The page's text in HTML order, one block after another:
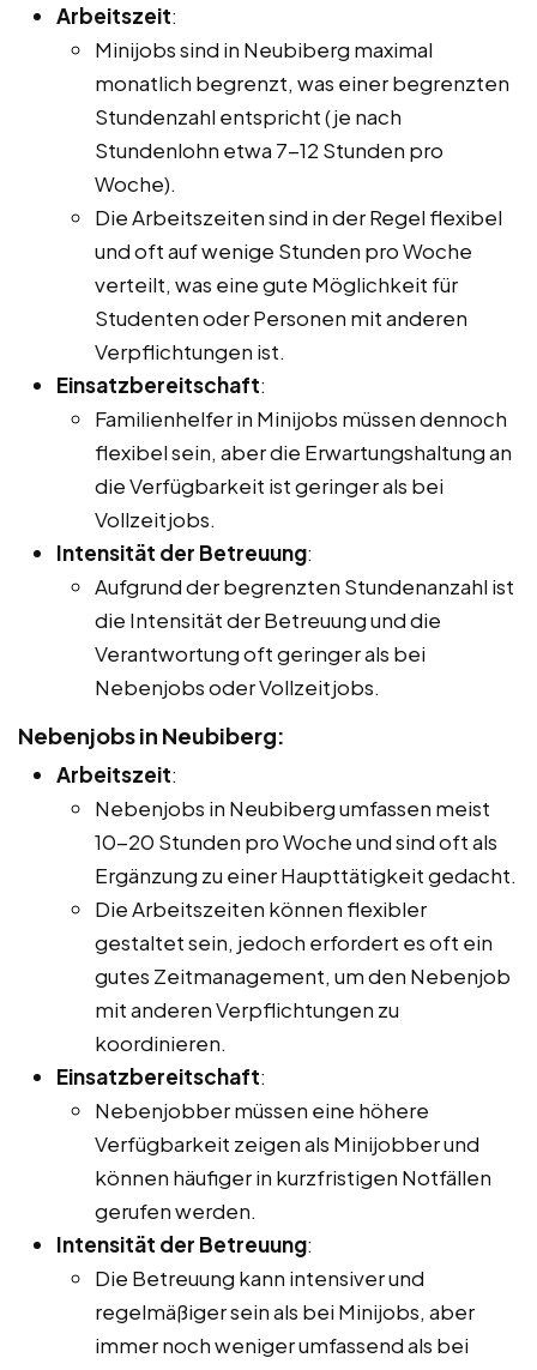
Arbeitszeit:
Minijobs sind in Neubiberg maximal
monatlich begrenzt, was einer begrenzten
Stundenzahl entspricht (je nach
Stundenlohn etwa 7-12 Stunden pro
Woche).
Die Arbeitszeiten sind in der Regel flexibel
und oft auf wenige Stunden pro Woche
verteilt, was eine gute Möglichkeit für
Studenten oder Personen mit anderen
Verpflichtungen ist.
Einsatzbereitschaft:
Familienhelfer in Minijobs müssen dennoch
flexibel sein, aber die Erwartungshaltung an
die Verfügbarkeit ist geringer als bei
Vollzeitjobs.
Intensität der Betreuung:
Aufgrund der begrenzten Stundenanzahl ist
die Intensität der Betreuung und die
Verantwortung oft geringer als bei
Nebenjobs oder Vollzeitjobs.
Nebenjobs in Neubiberg:
Arbeitszeit:
Nebenjobs in Neubiberg umfassen meist
10-20 Stunden pro Woche und sind oft als
Ergänzung zu einer Haupttätigkeit gedacht.
Die Arbeitszeiten können flexibler
gestaltet sein, jedoch erfordert es oft ein
gutes Zeitmanagement, um den Nebenjob
mit anderen Verpflichtungen zu
koordinieren.
Einsatzbereitschaft:
Nebenjobber müssen eine höhere
Verfügbarkeit zeigen als Minijobber und
können häufiger in kurzfristigen Notfällen
gerufen werden.
Intensität der Betreuung:
Die Betreuung kann intensiver und
regelmäßiger sein als bei Minijobs, aber
immer noch weniger umfassend als bei